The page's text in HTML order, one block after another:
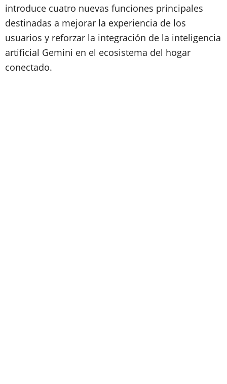
introduce cuatro nuevas funciones principales
destinadas a mejorar la experiencia de los
usuarios y reforzar la integración de la inteligencia
artificial Gemini en el ecosistema del hogar
conectado.